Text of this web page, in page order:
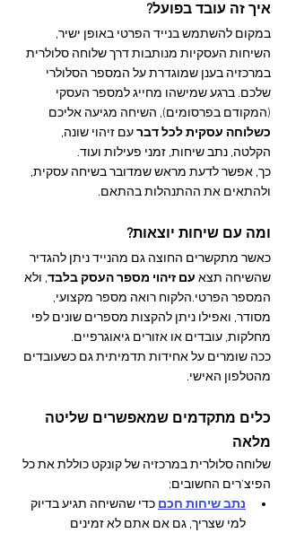
איך זה עובד בפועל?
במקום להשתמש בנייד הפרטי באופן ישיר,
השיחות העסקיות מנותבות דרך שלוחה סלולרית
במרכזיה בענן שמוגדרת על המספר הסלולרי
שלכם. ברגע שמישהו מחייג למספר העסקי
(המקודם בפרסומים), השיחה מגיעה אליכם
כשלוחה עסקית לכל דבר עם זיהוי שונה,
הקלטה, נתב שיחות, זמני פעילות ועוד.
כך, אפשר לדעת מראש שמדובר בשיחה עסקית,
ולהתאים את ההתנהלות בהתאם.
ומה עם שיחות יוצאות?
כאשר מתקשרים החוצה גם מהנייד ניתן להגדיר
שהשיחה תצא עם זיהוי מספר העסק בלבד, ולא
המספר הפרטי.הלקוח רואה מספר מקצועי,
מסודר, ואפילו ניתן להקצות מספרים שונים לפי
מחלקות, עובדים או אזורים גיאוגרפיים.
ככה שומרים על אחידות תדמיתית גם כשעובדים
מהטלפון האישי.
כלים מתקדמים שמאפשרים שליטה
מלאה
שלוחה סלולרית במרכזיה של קונקט כוללת את כל
הפיצ'רים החשובים:
נתב שיחות חכם כדי שהשיחה תגיע בדיוק
למי שצריך, גם אם אתם לא זמינים